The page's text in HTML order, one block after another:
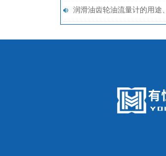
用途及使用要点
润滑油齿轮油流量计的用途、